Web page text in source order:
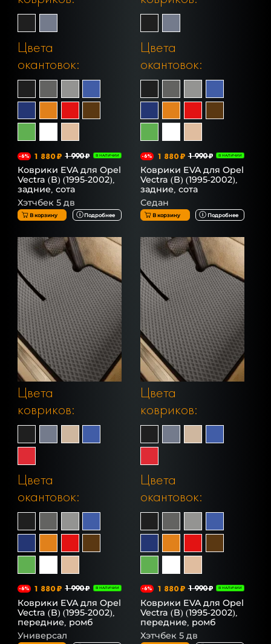
Цвета
окантовок:
-6% 1 880 ₽ 1 990 ₽ В НАЛИЧИИ
Коврики EVA для Opel
Vectra (B) (1995-2002),
задние, сота
Хэтчбек 5 дв
В корзину Подробнее
Цвета
окантовок:
-6% 1 880 ₽ 1 990 ₽ В НАЛИЧИИ
Коврики EVA для Opel
Vectra (B) (1995-2002),
задние, сота
Седан
В корзину Подробнее
Цвета
ковриков:
Цвета
окантовок:
-6% 1 880 ₽ 1 990 ₽ В НАЛИЧИИ
Коврики EVA для Opel
Vectra (B) (1995-2002),
передние, ромб
Универсал
Цвета
ковриков:
Цвета
окантовок:
-6% 1 880 ₽ 1 990 ₽ В НАЛИЧИИ
Коврики EVA для Opel
Vectra (B) (1995-2002),
передние, ромб
Хэтчбек 5 дв